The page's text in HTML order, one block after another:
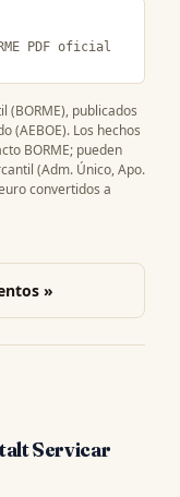
PDF oficial
(BORME), publicados
(AEBOE). Los hechos
BORME; pueden
(Adm. Único, Apo.
convertidos a
»
Servicar